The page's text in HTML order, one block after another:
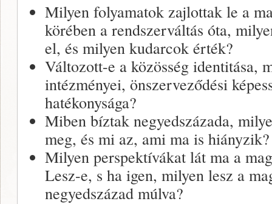
Milyen folyamatok zajlottak le a
körében a rendszerváltás óta,
el, és milyen kudarcok érték?
Változott-e a közösség identitása,
intézményei, önszerveződési
hatékonysága?
Miben bíztak negyedszázada,
meg, és mi az, ami ma is hiányzik?
Milyen perspektívákat lát ma a
Lesz-e, s ha igen, milyen lesz a
negyedszázad múlva?